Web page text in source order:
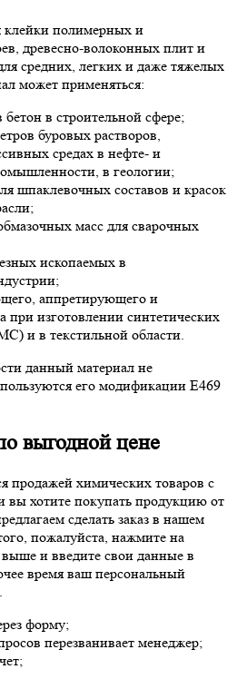
клейки полимерных и
древесно-волоконных плит и
средних, легких и даже тяжелых
может применяться:
бетон в строительной сфере;
буровых растворов,
средах в нефте- и
в геологии;
шпаклевочных составов и красок
масс для сварочных
ископаемых в
аппретирующего и
при изготовлении синтетических
и в текстильной области.
данный материал не
его модификации E469
выгодной цене
продажей химических товаров с
вы хотите покупать продукцию от
сделать заказ в нашем
пожалуйста, нажмите на
и введите свои данные в
время ваш персональный
форму;
перезванивает менеджер;